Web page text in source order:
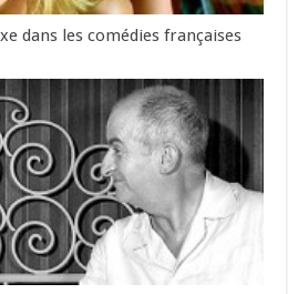
dans les comédies françaises